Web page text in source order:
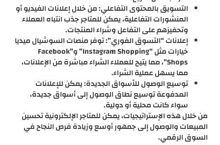
التسويق بالمحتوى التفاعلي: من خلال إعلانات الفيديو أو
المنشورات التفاعلية، يمكن للمتاجر جذب انتباه العملاء
وتحفيزهم على التفاعل وشراء المنتجات.
إعلانات “التسوق الفوري”: توفر منصات السوشيال ميديا
خيارات مثل “Instagram Shopping” و”Facebook
Shops”، مما يتيح للعملاء الشراء مباشرة من الإعلانات،
مما يسهل عملية الشراء.
توسيع الوصول للأسواق الجديدة: يمكن للإعلانات
المدفوعة توسيع نطاق الوصول إلى أسواق جديدة،
سواء كانت محلية أو دولية.
من خلال هذه الإستراتيجيات، يمكن للمتاجر الإلكترونية تحسين
المبيعات والوصول إلى جمهور أوسع وزيادة فرص النجاح في
السوق الرقمي.